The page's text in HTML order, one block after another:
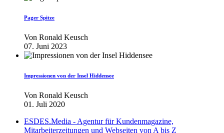
Pager Spitze
Von Ronald Keusch
07. Juni 2023
Impressionen von der Insel Hiddensee
Von Ronald Keusch
01. Juli 2020
ESDES.Media - Agentur für Kundenmagazine,
Mitarbeiterzeitungen und Webseiten von A bis Z